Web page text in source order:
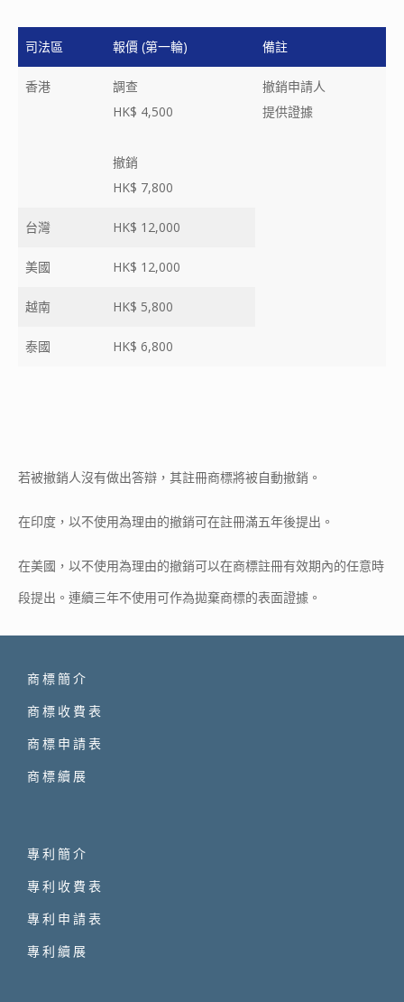
司法區 報價 (第一輪) 備註
香港
調查
HK$ 4,500
撤銷
HK$ 7,800
撤銷申請人
提供證據
台灣 HK$ 12,000
美國 HK$ 12,000
越南 HK$ 5,800
泰國 HK$ 6,800
若被撤銷人沒有做出答辯，其註冊商標將被自動撤銷。
在印度，以不使用為理由的撤銷可在註冊滿五年後提出。
在美國，以不使用為理由的撤銷可以在商標註冊有效期內的任意時
段提出。連續三年不使用可作為拋棄商標的表面證據。
商標簡介
商標收費表
商標申請表
商標續展
專利簡介
專利收費表
專利申請表
專利續展